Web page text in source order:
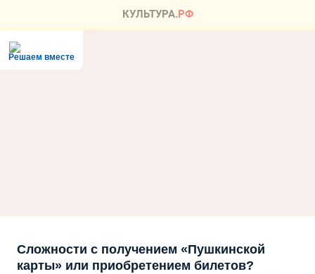
Решаем вместе
Сложности с получением «Пушкинской
карты» или приобретением билетов?